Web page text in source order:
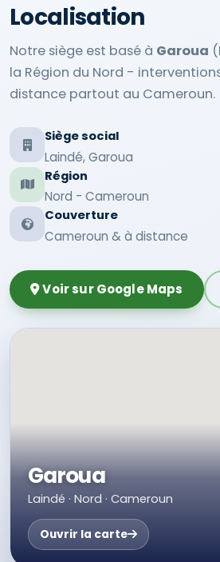
Localisation
Notre siège est basé à Garoua
la Région du Nord -
distance partout au Cameroun.
Siège social
Laindé, Garoua
Région
Nord - Cameroun
Couverture
Cameroun & à distance
Voir sur Google Maps
Garoua
Laindé · Nord · Cameroun
Ouvrir la carte